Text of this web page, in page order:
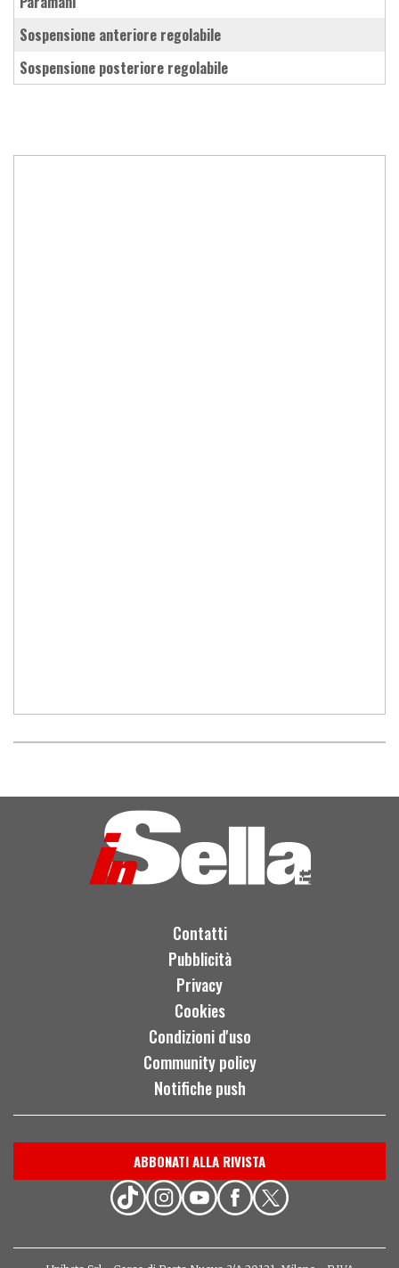
sospensione anteriore regolabile
sospensione posteriore regolabile
Contatti
Pubblicità
Privacy
Cookies
Condizioni d'uso
Community policy
Notifiche push
ABBONATI ALLA RIVISTA